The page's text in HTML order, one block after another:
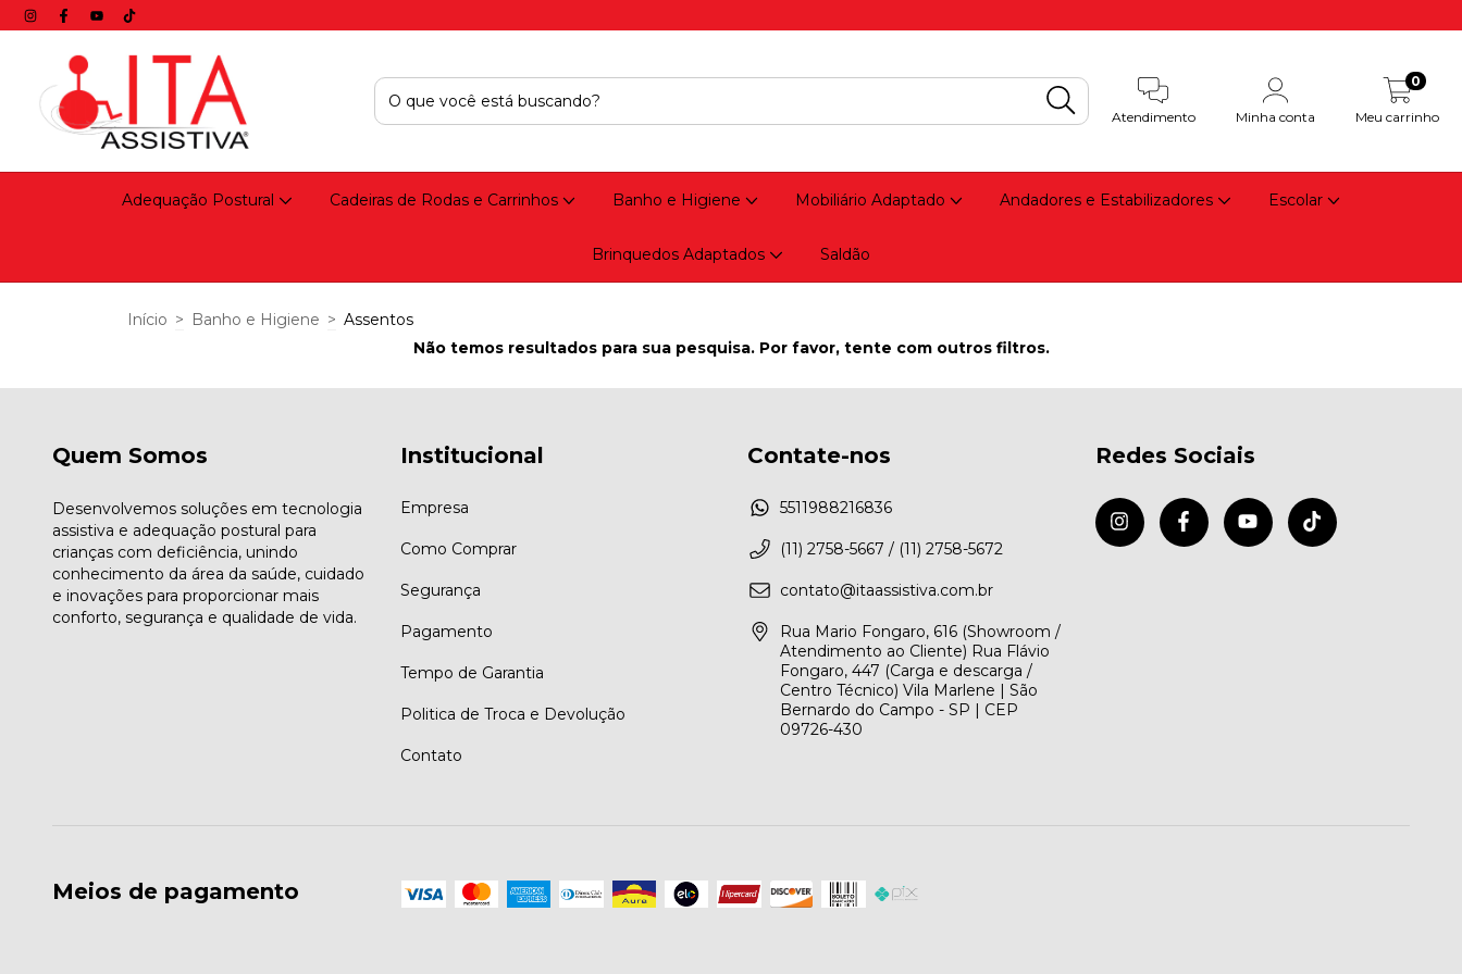
Atendimento Minha conta Meu carrinho
0
Adequação Postural Cadeiras de Rodas e Carrinhos Banho e Higiene Mobiliário Adaptado Andadores e Estabilizadores Escolar
Brinquedos Adaptados Saldão
Início > Banho e Higiene > Assentos
Não temos resultados para sua pesquisa. Por favor, tente com outros filtros.
Quem Somos
Desenvolvemos soluções em tecnologia
assistiva e adequação postural para
crianças com deficiência, unindo
conhecimento da área da saúde, cuidado
e inovações para proporcionar mais
conforto, segurança e qualidade de vida.
Institucional
Empresa
Como Comprar
Segurança
Pagamento
Tempo de Garantia
Politica de Troca e Devolução
Contato
Contate-nos
5511988216836
(11) 2758-5667 / (11) 2758-5672
contato@itaassistiva.com.br
Rua Mario Fongaro, 616 (Showroom /
Atendimento ao Cliente) Rua Flávio
Fongaro, 447 (Carga e descarga /
Centro Técnico) Vila Marlene | São
Bernardo do Campo - SP | CEP
09726-430
Redes Sociais
Meios de pagamento